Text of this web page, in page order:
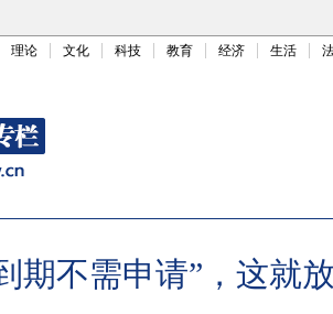
理论 文化 科技 教育 经济 生活
期不需申请”，这就